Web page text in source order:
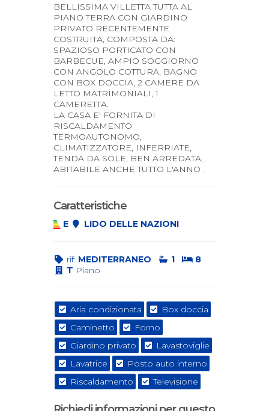
BELLISSIMA VILLETTA TUTTA AL
PIANO TERRA CON GIARDINO
PRIVATO RECENTEMENTE
COSTRUITA, COMPOSTA DA:
SPAZIOSO PORTICATO CON
BARBECUE, AMPIO SOGGIORNO
CON ANGOLO COTTURA, BAGNO
CON BOX DOCCIA, 2 CAMERE DA
LETTO MATRIMONIALI, 1
CAMERETTA.
LA CASA E' FORNITA DI
RISCALDAMENTO
TERMOAUTONOMO,
CLIMATIZZATORE, INFERRIATE,
TENDA DA SOLE, BEN ARREDATA,
ABITABILE ANCHE TUTTO L'ANNO .
Caratteristiche
E LIDO DELLE NAZIONI
rif: MEDITERRANEO 1
8
T Piano
Aria condizionata
Box doccia
Caminetto
Forno
Giardino privato
Lavastoviglie
Lavatrice
Posto auto interno
Riscaldamento
Televisione